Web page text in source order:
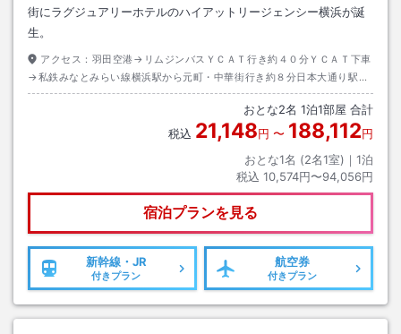
街にラグジュアリーホテルのハイアットリージェンシー横浜が誕
生。
アクセス： 羽田空港→リムジンバスＹＣＡＴ行き約４０分ＹＣＡＴ下車
→私鉄みなとみらい線横浜駅から元町・中華街行き約８分日本大通り駅下
車→徒歩約３分
おとな2名 1泊1部屋 合計
税込 21,148円 〜 188,112円
おとな1名 (2名1室)｜ 1泊
税込 10,574円〜94,056円
宿泊プランを見る
新幹線・JR
付きプラン
航空券
付きプラン